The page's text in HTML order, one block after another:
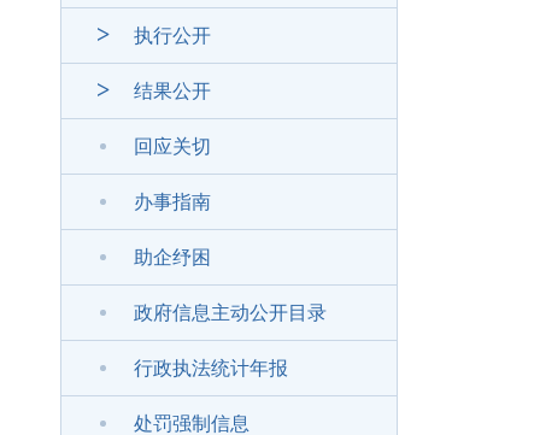
执行公开
结果公开
回应关切
办事指南
助企纾困
政府信息主动公开目录
行政执法统计年报
处罚强制信息